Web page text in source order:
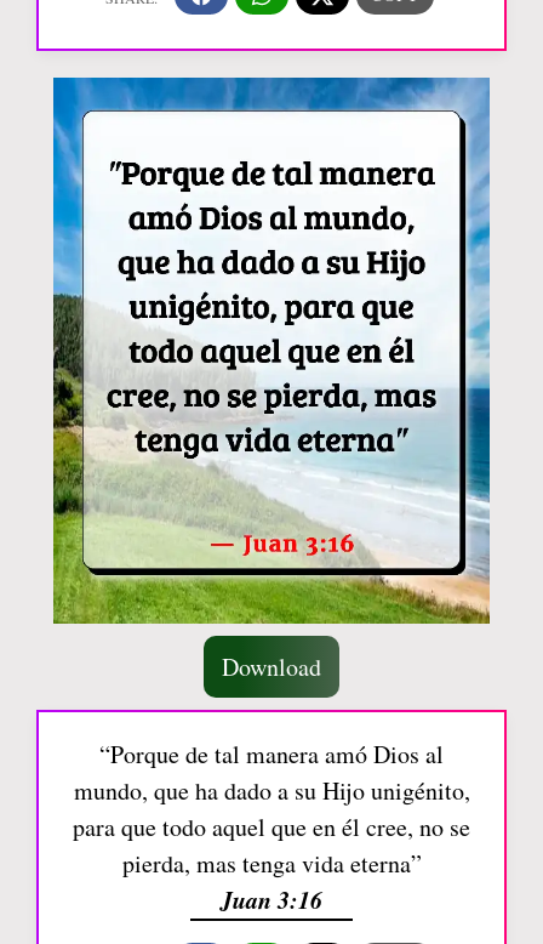
Download
“Porque de tal manera amó Dios al
mundo, que ha dado a su Hijo unigénito,
para que todo aquel que en él cree, no se
pierda, mas tenga vida eterna”
Juan 3:16